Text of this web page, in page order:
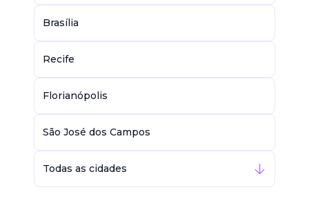
Brasília
Recife
Florianópolis
São José dos Campos
Todas as cidades